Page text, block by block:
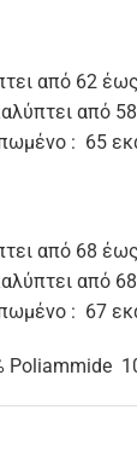
από 62
από
: 65
από 68
από
: 67
Poliammide